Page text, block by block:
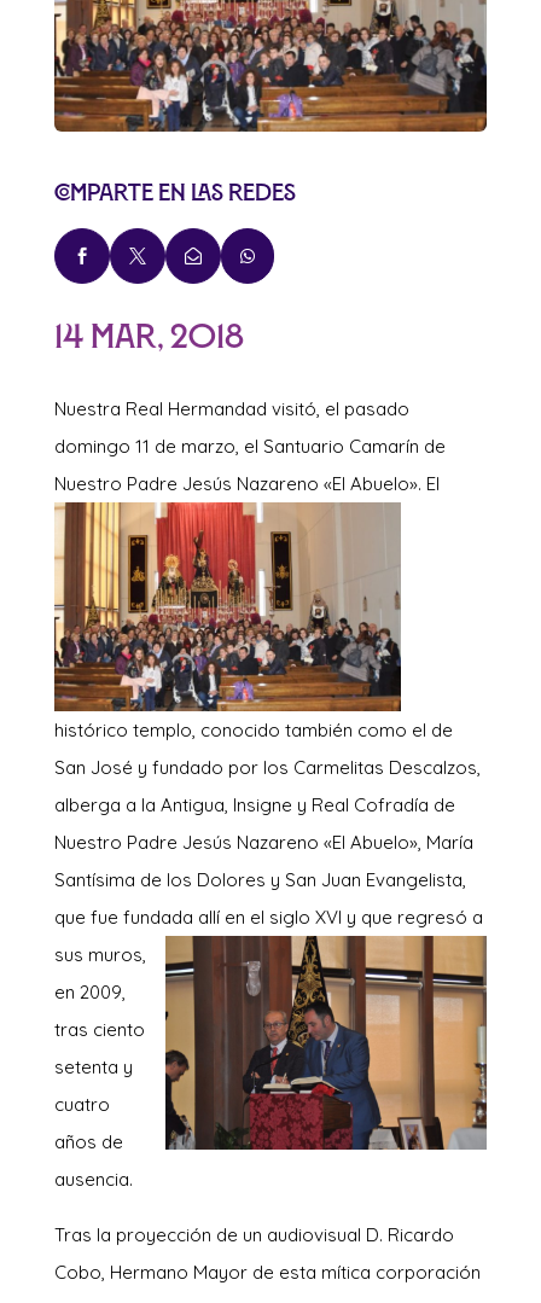
Comparte en las redes
   
14 Mar, 2018
Nuestra Real Hermandad visitó, el pasado
domingo 11 de marzo, el Santuario Camarín de
Nuestro Padre Jesús Nazareno «El Abuelo». El
histórico templo, conocido también como el de
San José y fundado por los Carmelitas Descalzos,
alberga a la Antigua, Insigne y Real Cofradía de
Nuestro Padre Jesús Nazareno «El Abuelo», María
Santísima de los Dolores y San Juan Evangelista,
que fue fundada allí en el siglo XVI y que regresó a
sus muros,
en 2009,
tras ciento
setenta y
cuatro
años de
ausencia.
Tras la proyección de un audiovisual D. Ricardo
Cobo, Hermano Mayor de esta mítica corporación